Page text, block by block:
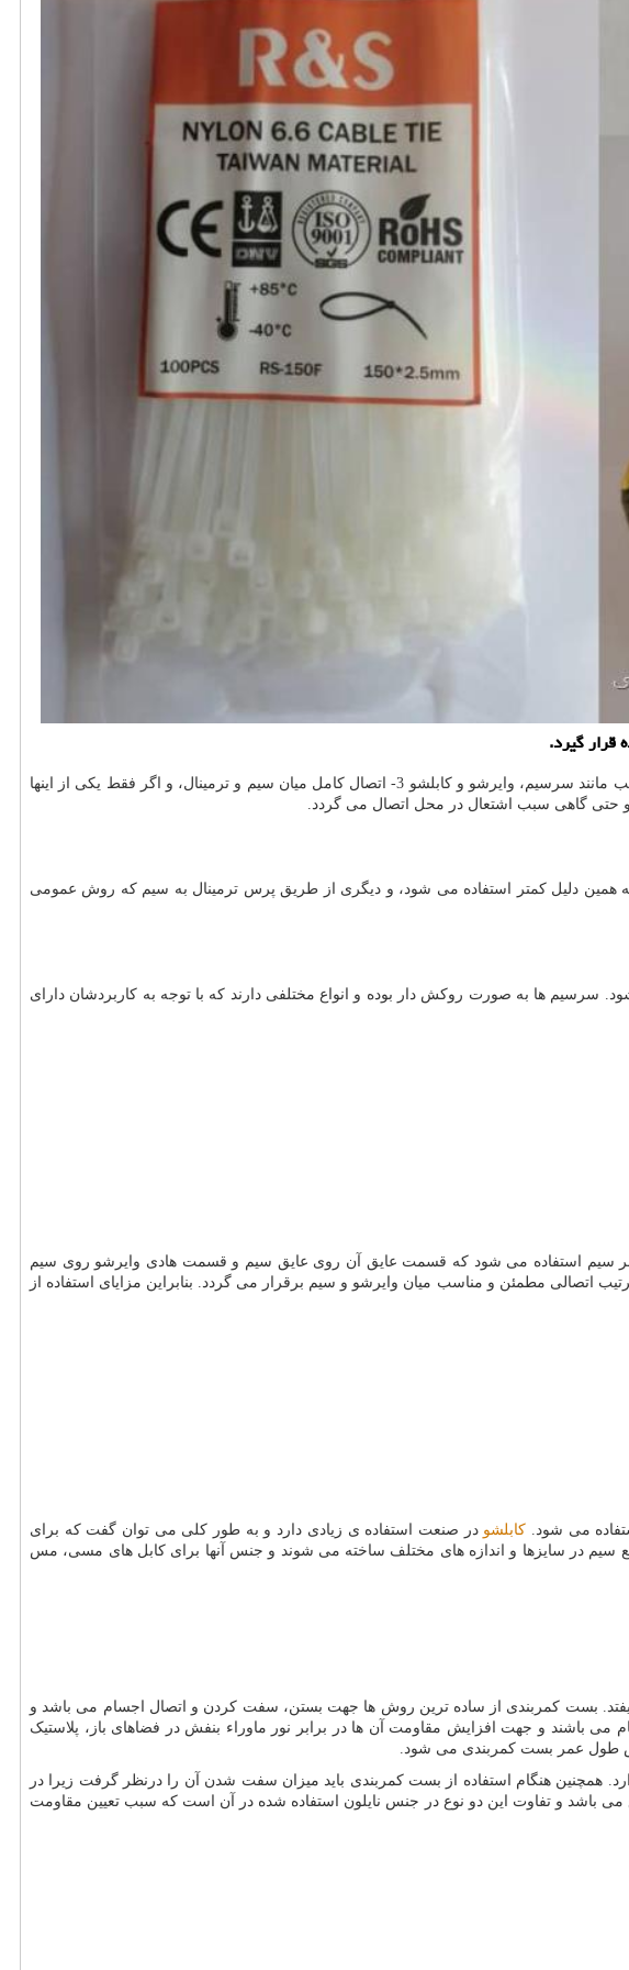
قرار گیرد.
در اتصالات، برای داشتن یک اتصال امن و مطمئن بایستی سه چیز مورد توجه قرار گیرد: 1- سیم مناسب 2- اتصال دهنده های مناسب مانند سرسیم، وایرشو و کابلشو 3- اتصال کامل میان سیم و ترمینال، و اگر فقط یکی از اینها
و حتی گاهی سبب اشتعال در محل اتصال می گردد.
دلیل کمتر استفاده می شود، و دیگری از طریق پرس ترمینال به سیم که روش عمومی
سرسیم ها به صورت روکش دار بوده و انواع مختلفی دارند که با توجه به کاربردشان دارای
سیم استفاده می شود که قسمت عایق آن روی عایق سیم و قسمت هادی وایرشو روی سیم
مطمئن و مناسب میان وایرشو و سیم برقرار می گردد. بنابراین مزایای استفاده از
می شود. کابلشو در صنعت استفاده ی زیادی دارد و به طور کلی می توان گفت که برای
سیم در سایزها و اندازه های مختلف ساخته می شوند و جنس آنها برای کابل های مسی، مس
بست کمربندی از ساده ترین روش ها جهت بستن، سفت کردن و اتصال اجسام می باشد و
می باشند و جهت افزایش مقاومت آن ها در برابر نور ماوراء بنفش در فضاهای باز، پلاستیک
همچنین هنگام استفاده از بست کمربندی باید میزان سفت شدن آن را درنظر گرفت زیرا در
می باشد و تفاوت این دو نوع در جنس نایلون استفاده شده در آن است که سبب تعیین مقاومت